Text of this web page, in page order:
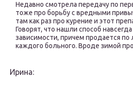
Недавно смотрела передачу по
тоже про борьбу с вредными
там как раз про курение и этот
Говорят, что нашли способ
зависимости, причем продается по
каждого больного. Вроде зимой
Ирина: